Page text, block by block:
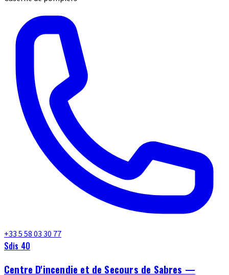
+33 5 58 03 30 77
Sdis 40
Centre D'incendie et de Secours de Sabres —